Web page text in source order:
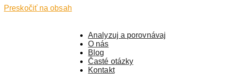
Preskočiť na obsah
Analyzuj a porovnávaj
O nás
Blog
Časté otázky
Kontakt